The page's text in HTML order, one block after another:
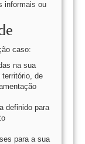
informais ou
caso:
na sua
de
definido para
para a sua